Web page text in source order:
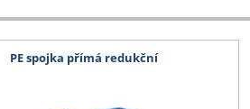
zde uvedené jsou bez DPH.
PE spojka přímá redukční